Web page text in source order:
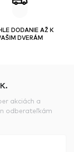
DODANIE AŽ K
DVERÁM
akciách a
odberateľkám